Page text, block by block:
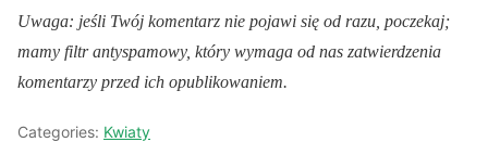
Uwaga: jeśli Twój komentarz nie pojawi się od razu, poczekaj;
mamy filtr antyspamowy, który wymaga od nas zatwierdzenia
komentarzy przed ich opublikowaniem.
Categories: Kwiaty